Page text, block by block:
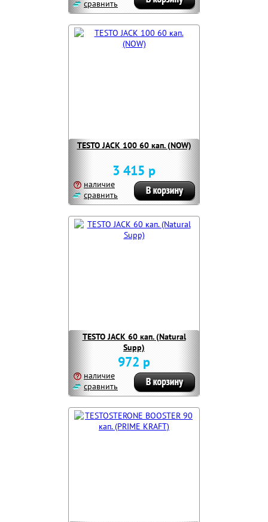
сравнить
TESTO JACK 100 60 кап. (NOW)
3 415 р
наличие
сравнить
TESTO JACK 60 кап. (Natural
Supp)
972 р
наличие
сравнить